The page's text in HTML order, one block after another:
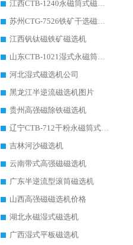
江西CTB-1240永磁筒式磁选机厂家
苏州CTG-7526铁矿干选磁选机
江西钒钛磁铁矿磁选机
山东CTB-1021湿式永磁筒式磁选机
河北湿式磁选机公司
黑龙江半逆流磁选机图片
贵州高强磁除铁磁选机
辽宁CTB-712干粉永磁筒式磁选机
吉林河沙磁选机
云南带式高强磁磁选机
广东半逆流型滚筒磁选机
山西高强磁磁选机价格
湖北永磁湿式磁选机
广西湿式平板磁选机